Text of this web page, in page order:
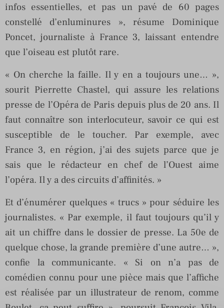
infos essentielles, et pas un pavé de 60 pages
constellé d’enluminures », résume Dominique
Poncet, journaliste à France 3, laissant entendre
que l’oiseau est plutôt rare.
« On cherche la faille. Il y en a toujours une… »,
sourit Pierrette Chastel, qui assure les relations
presse de l’Opéra de Paris depuis plus de 20 ans. Il
faut connaître son interlocuteur, savoir ce qui est
susceptible de le toucher. Par exemple, avec
France 3, en région, j’ai des sujets parce que je
sais que le rédacteur en chef de l’Ouest aime
l’opéra. Il y a des circuits d’affinités. »
Et d’énumérer quelques « trucs » pour séduire les
journalistes. « Par exemple, il faut toujours qu’il y
ait un chiffre dans le dossier de presse. La 50e de
quelque chose, la grande première d’une autre… »,
confie la communicante. « Si on n’a pas de
comédien connu pour une pièce mais que l’affiche
est réalisée par un illustrateur de renom, comme